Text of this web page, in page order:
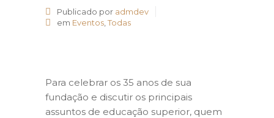
Publicado por admdev
em Eventos Todas
Para celebrar os 35 anos de sua
fundação e discutir os principais
assuntos de educação superior, quem